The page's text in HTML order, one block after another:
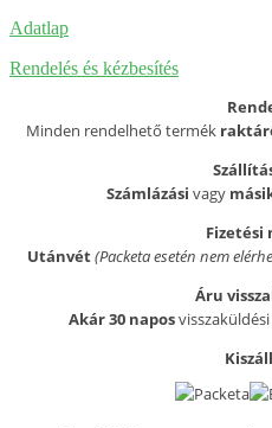
Adatlap
Rendelés és kézbesítés
Minden rendelhető termék
Számlázási vagy
Fizetési
Utánvét(Packeta esetén nem
Áru
Akár 30 napos